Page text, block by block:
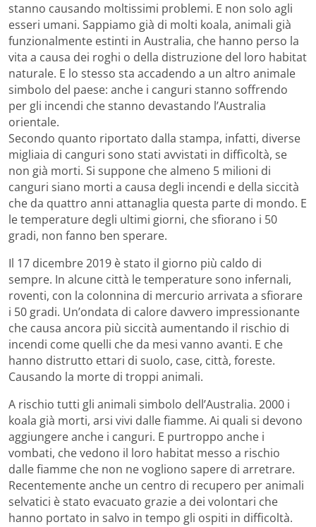
stanno causando moltissimi problemi. E non solo agli
esseri umani. Sappiamo già di molti koala, animali già
funzionalmente estinti in Australia, che hanno perso la
vita a causa dei roghi o della distruzione del loro habitat
naturale. E lo stesso sta accadendo a un altro animale
simbolo del paese: anche i canguri stanno soffrendo
per gli incendi che stanno devastando l’Australia
orientale.
Secondo quanto riportato dalla stampa, infatti, diverse
migliaia di canguri sono stati avvistati in difficoltà, se
non già morti. Si suppone che almeno 5 milioni di
canguri siano morti a causa degli incendi e della siccità
che da quattro anni attanaglia questa parte di mondo. E
le temperature degli ultimi giorni, che sfiorano i 50
gradi, non fanno ben sperare.
Il 17 dicembre 2019 è stato il giorno più caldo di
sempre. In alcune città le temperature sono infernali,
roventi, con la colonnina di mercurio arrivata a sfiorare
i 50 gradi. Un’ondata di calore davvero impressionante
che causa ancora più siccità aumentando il rischio di
incendi come quelli che da mesi vanno avanti. E che
hanno distrutto ettari di suolo, case, città, foreste.
Causando la morte di troppi animali.
A rischio tutti gli animali simbolo dell’Australia. 2000 i
koala già morti, arsi vivi dalle fiamme. Ai quali si devono
aggiungere anche i canguri. E purtroppo anche i
vombati, che vedono il loro habitat messo a rischio
dalle fiamme che non ne vogliono sapere di arretrare.
Recentemente anche un centro di recupero per animali
selvatici è stato evacuato grazie a dei volontari che
hanno portato in salvo in tempo gli ospiti in difficoltà.